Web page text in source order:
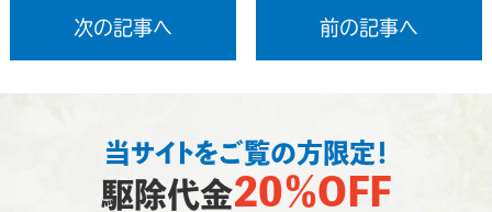
次の記事へ 前の記事へ
当サイトをご覧の方限定！
駆除代金20％OFF